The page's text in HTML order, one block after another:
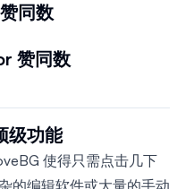
赞同数
赞同数
级功能
使得只需点击几下